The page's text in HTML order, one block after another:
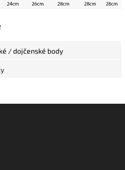
/ dojčenské body